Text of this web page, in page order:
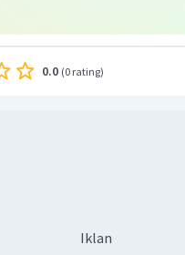
0.0 (0 rating)
Iklan